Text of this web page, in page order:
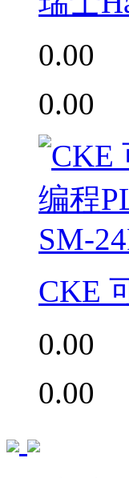
0.00
0.00
CKE
0.00
0.00